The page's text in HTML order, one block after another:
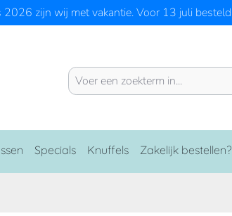
zijn wij met vakantie. Voor 13 juli
Specials Knuffels Zakelijk bestellen?